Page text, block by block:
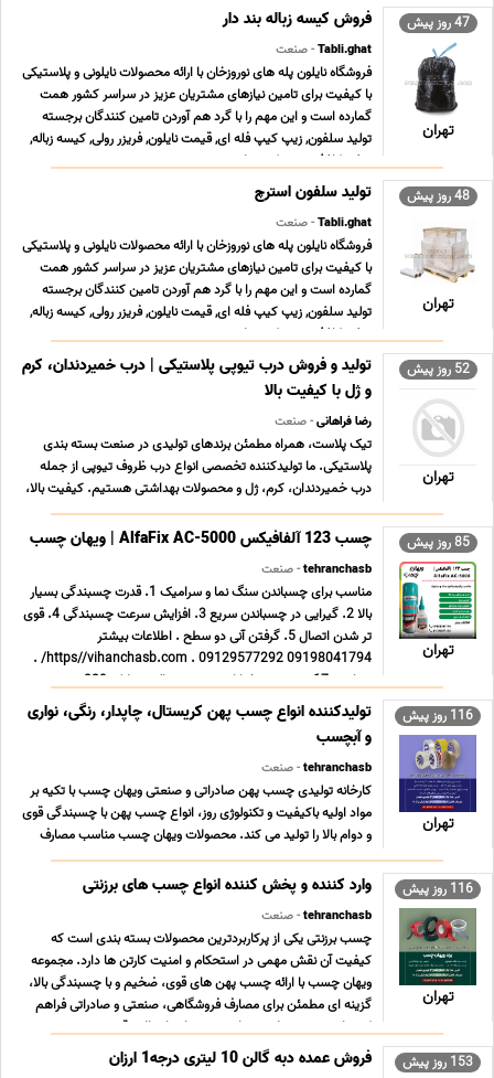
47 روز پیش
تهران
فروش کیسه زباله بند دار
Tabli.ghat- صنعت
فروشگاه نایلون پله های نوروزخان با ارائه محصولات نایلونی و پلاستیکی
با کیفیت برای تامین نیازهای مشتریان عزیز در سراسر کشور همت
گمارده است و این مهم را با گرد هم آوردن تامین کنندگان برجسته
تولید سلفون, زیپ کیپ فله ای, قیمت نایلون, فریزر رولی, کیسه زباله,
سفره کاغذی, زیپ کیپ پلاستی ... ...
48 روز پیش
تهران
تولید سلفون استرچ
Tabli.ghat- صنعت
فروشگاه نایلون پله های نوروزخان با ارائه محصولات نایلونی و پلاستیکی
با کیفیت برای تامین نیازهای مشتریان عزیز در سراسر کشور همت
گمارده است و این مهم را با گرد هم آوردن تامین کنندگان برجسته
تولید سلفون, زیپ کیپ فله ای, قیمت نایلون, فریزر رولی, کیسه زباله,
سفره کاغذی, زیپ کیپ پلاستی ... ...
52 روز پیش
تهران
تولید و فروش درب تیوپی پلاستیکی | درب خمیردندان، کرم
و ژل با کیفیت بالا
رضا فراهانی- صنعت
تیک پلاست، همراه مطمئن برندهای تولیدی در صنعت بسته بندی
پلاستیکی. ما تولیدکننده تخصصی انواع درب ظروف تیوپی از جمله
درب خمیردندان، کرم، ژل و محصولات بهداشتی هستیم. کیفیت بالا،
آب بندی دقیق و طراحی استاندارد، تضمین کننده رضایت مشتریان
شماست. استفاده از مواد اولیه مرغوب و دستگاه های ... ...
85 روز پیش
تهران
چسب 123 آلفافیکس AlfaFix AC-5000 | ویهان چسب
tehranchasb- صنعت
مناسب برای چسباندن سنگ نما و سرامیک 1. قدرت چسبندگی بسیار
بالا 2. گیرایی در چسباندن سریع 3. افزایش سرعت چسبندگی 4. قوی
تر شدن اتصال 5. گرفتن آنی دو سطح . اطلاعات بیشتر
09198041794 09129577292 . https//vihanchasb.com/ .
تهران – 17 شهریور – خیابان سر حد شمالی – پلاک 329 ... ...
116 روز پیش
تهران
تولیدکننده انواع چسب پهن کریستال، چاپدار، رنگی، نواری
و آبچسب
tehranchasb- صنعت
کارخانه تولیدی چسب پهن صادراتی و صنعتی ویهان چسب با تکیه بر
مواد اولیه باکیفیت و تکنولوژی روز، انواع چسب پهن با چسبندگی قوی
و دوام بالا را تولید می کند. محصولات ویهان چسب مناسب مصارف
صنعتی، بسته بندی سنگین و صادرات بوده و از نظر استحکام و
یکنواختی کیفیت، مطابق با استانداردهای باز ... ...
116 روز پیش
تهران
وارد کننده و پخش کننده انواع چسب های برزنتی
tehranchasb- صنعت
چسب برزنتی یکی از پرکاربردترین محصولات بسته بندی است که
کیفیت آن نقش مهمی در استحکام و امنیت کارتن ها دارد. مجموعه
ویهان چسب با ارائه چسب پهن های قوی، ضخیم و با چسبندگی بالا،
گزینه ای مطمئن برای مصارف فروشگاهی، صنعتی و صادراتی فراهم
کرده است. محصولات ویهان چسب با دوام بالا و قیمت ... ...
153 روز پیش فروش عمده دبه گالن 10 لیتری درجه1 ارزان